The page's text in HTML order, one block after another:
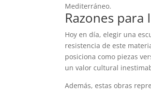
Mediterráneo.
Razones para
Hoy en día, elegir una
resistencia de este
posiciona como piezas
un valor cultural
Además, estas obras